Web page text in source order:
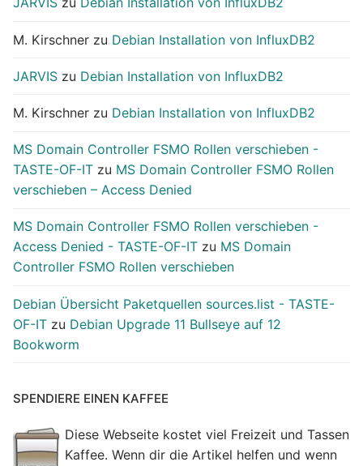
M. Kirschner zu Debian Installation von InfluxDB2
JARVIS zu Debian Installation von InfluxDB2
M. Kirschner zu Debian Installation von InfluxDB2
MS Domain Controller FSMO Rollen verschieben -
TASTE-OF-IT zu MS Domain Controller FSMO Rollen
verschieben – Access Denied
MS Domain Controller FSMO Rollen verschieben -
Access Denied - TASTE-OF-IT zu MS Domain
Controller FSMO Rollen verschieben
Debian Übersicht Paketquellen sources.list - TASTE-
OF-IT zu Debian Upgrade 11 Bullseye auf 12
Bookworm
SPENDIERE EINEN KAFFEE
Diese Webseite kostet viel Freizeit und Tassen
Kaffee. Wenn dir die Artikel helfen und wenn